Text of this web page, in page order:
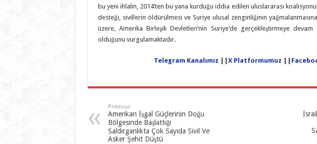
bu yeni ihlalin, 2014’ten bu yana kurduğu iddia edilen uluslararası
desteği, sivillerin öldürülmesi ve Suriye ulusal zenginliğinin
üzere, Amerika Birleşik Devletleri’nin Suriye’de gerçekleştirmeye
olduğunu vurgulamaktadır.
Telegram Kanalımız X Platformumuz
Previous
Amerikan İşgal Güçlerinin Doğu
Bölgesinde Başlattığı
Saldırganlıkta Çok Sayıda Sivil Ve
Asker Şehit Düştü